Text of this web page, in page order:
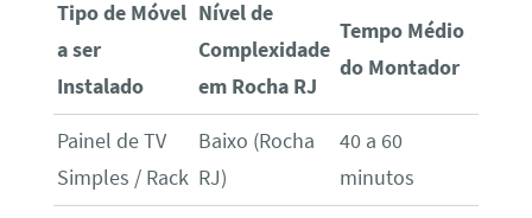
Tipo de Móvel
a ser
Instalado
Nível de
Complexidade
em Rocha RJ
Tempo Médio
do Montador
Painel de TV
Simples / Rack
Baixo (Rocha
RJ)
40 a 60
minutos